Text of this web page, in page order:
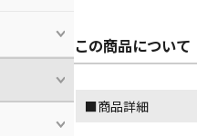
この商品について
■商品詳細